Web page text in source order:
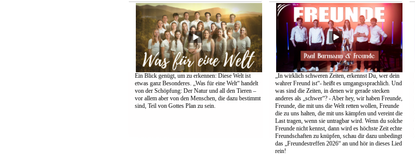
Ein Blick genügt, um zu erkennen: Diese Welt ist
etwas ganz Besonderes. „Was für eine Welt“ handelt
von der Schöpfung: Der Natur und all den Tieren –
vor allem aber von den Menschen, die dazu bestimmt
sind, Teil von Gottes Plan zu sein.
„In wirklich schweren Zeiten, erkennst Du, wer dein
wahrer Freund ist“- heißt es umgangssprachlich. Und
was sind die Zeiten, in denen wir gerade stecken
anderes als „schwer“? - Aber hey, wir haben Freunde,
Freunde, die mit uns die Welt retten wollen, Freunde
die zu uns halten, die mit uns kämpfen und vereint die
Last tragen, wenn sie untragbar wird. Wenn du solche
Freunde nicht kennst, dann wird es höchste Zeit echte
Freundschaften zu knüpfen, schau dir dazu unbedingt
das „Freundestreffen 2026“ an und hör in dieses Lied
rein!